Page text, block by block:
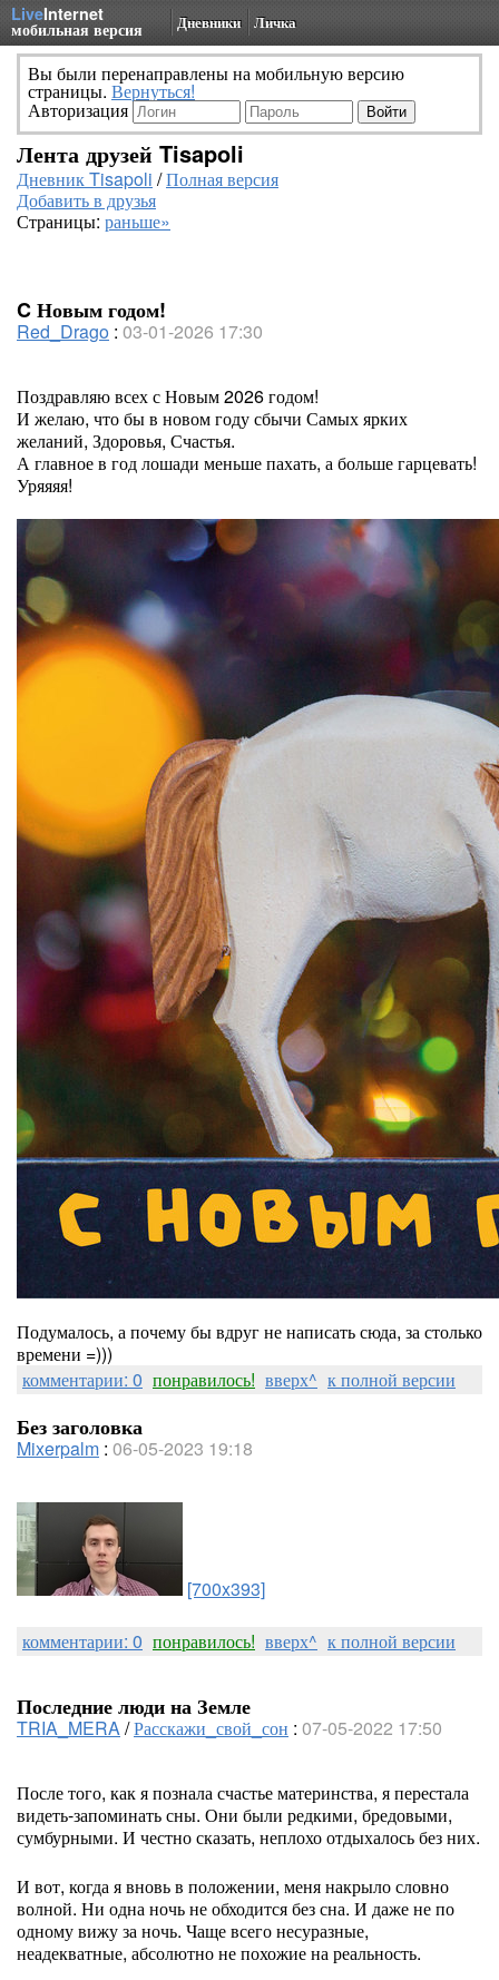
LiveInternet
мобильная версия Дневники Личка
Вы были перенаправлены на мобильную версию
страницы. Вернуться!
Авторизация
Лента друзей Tisapoli
Дневник Tisapoli /Полная версия
Добавить в друзья
Страницы: раньше»
C Новым годом!
Red_Drago : 03-01-2026 17:30
Поздравляю всех с Новым 2026 годом!
И желаю, что бы в новом году сбычи Самых ярких
желаний, Здоровья, Счастья.
А главное в год лошади меньше пахать, а больше гарцевать!
Уряяяя!
Подумалось, а почему бы вдруг не написать сюда, за столько
времени =)))
комментарии: 0 понравилось! вверх^ к полной версии
Без заголовка
Mixerpalm : 06-05-2023 19:18
[700x393]
комментарии: 0 понравилось! вверх^ к полной версии
Последние люди на Земле
TRIA_MERA/Расскажи_свой_сон : 07-05-2022 17:50
После того, как я познала счастье материнства, я перестала
видеть-запоминать сны. Они были редкими, бредовыми,
сумбурными. И честно сказать, неплохо отдыхалось без них.
И вот, когда я вновь в положении, меня накрыло словно
волной. Ни одна ночь не обходится без сна. И даже не по
одному вижу за ночь. Чаще всего несуразные,
неадекватные, абсолютно не похожие на реальность.